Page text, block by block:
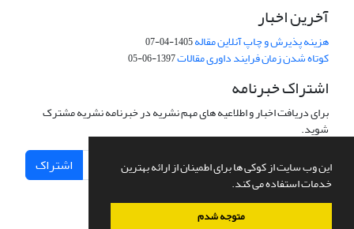
این وب سایت از کوکی ها برای اطمینان از ارائه بهترین
خدمات استفاده می کند.
متوجه شدم
آخرین اخبار
هزینه پذیرش و چاپ آنلاین مقاله1405-04-07
کوتاه شدن زمان فرایند داوری مقالات1397-06-05
اشتراک خبرنامه
برای دریافت اخبار و اطلاعیه های مهم نشریه در خبرنامه نشریه مشترک
شوید.
اشتراک